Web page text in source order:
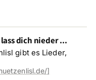
dich nieder ...
gibt es Lieder,
]